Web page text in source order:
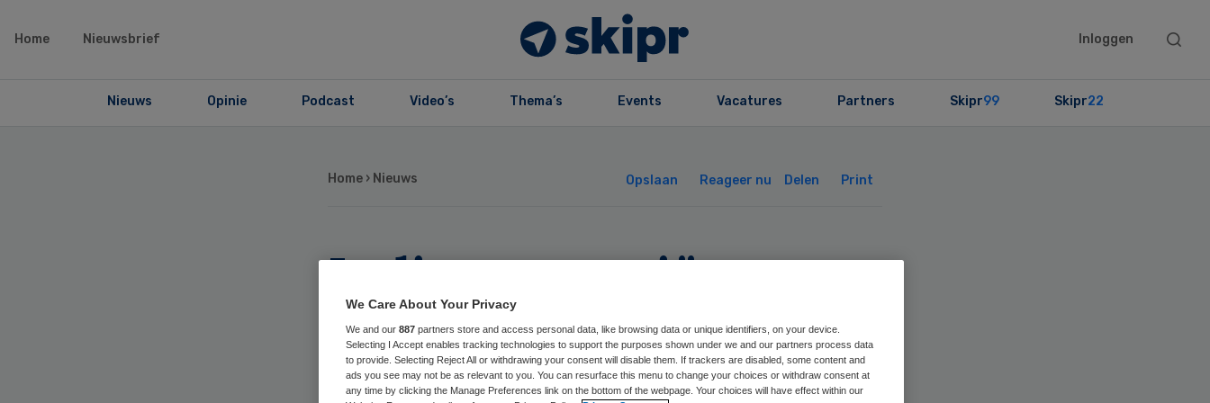
Home Nieuwsbrief Inloggen
Search
Nieuws Opinie Podcast Video’s Thema’s Events Vacatures Partners Skipr99 Skipr22
Home › Nieuws Opslaan Reageer nu Delen Print
Italiaanse patiënt
krijgt marihuana uit
Nederland
We Care About Your Privacy
We and our 887 partners store and access personal data, like browsing data or unique identifiers, on your device.
Selecting I Accept enables tracking technologies to support the purposes shown under we and our partners process data
to provide. Selecting Reject All or withdrawing your consent will disable them. If trackers are disabled, some content and
ads you see may not be as relevant to you. You can resurface this menu to change your choices or withdraw consent at
any time by clicking the Manage Preferences link on the bottom of the webpage. Your choices will have effect within our